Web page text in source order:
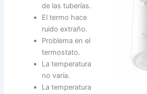
de las tuberías.
El termo hace
ruido extraño.
Problema en el
termostato.
La temperatura
no varía.
La temperatura